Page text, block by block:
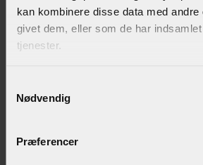
kan kombinere disse data med andre
givet dem, eller som de har
tjenester.
Nødvendig
Præferencer